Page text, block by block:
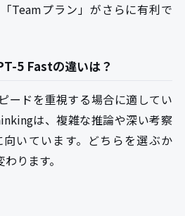
Teamプラン」がさらに有利で
5 Fastの違いは？
ードを重視する場合に適してい
は、複雑な推論や深い考察
いています。どちらを選ぶか
ります。